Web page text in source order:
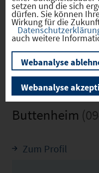
Infrastruktur
Buttenheim
Zum Profil
setzen und die sich
dürfen. Sie können
Wirkung für die
auch weitere
Webanalyse
Webanalyse